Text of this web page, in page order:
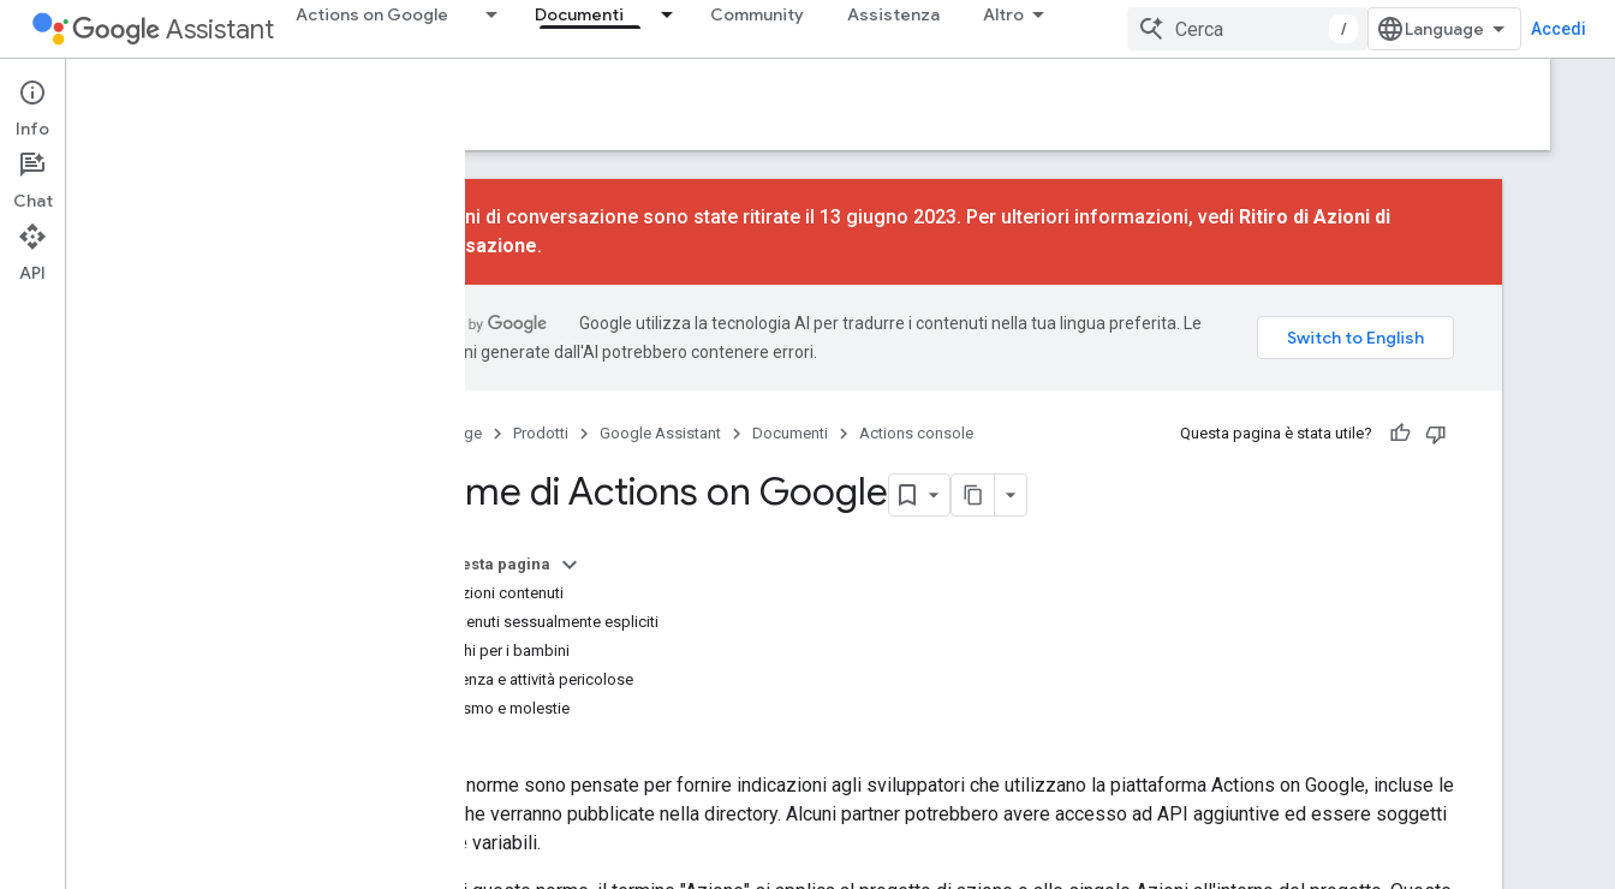
Assistant Actions on Google Documenti Community Assistenza Altro
/ Accedi
Actions console
Apprendimento
Le azioni di conversazione sono state ritirate il 13 giugno 2023. Per ulteriori informazioni, vedi Ritiro di Azioni di
conversazione.
Google utilizza la tecnologia AI per tradurre i contenuti nella tua lingua preferita. Le
traduzioni generate dall'AI potrebbero contenere errori.
Home page Prodotti Google Assistant Documenti Actions console Questa pagina è stata utile?
Norme di Actions on Google
Su questa pagina
Limitazioni contenuti
Contenuti sessualmente espliciti
Rischi per i bambini
Violenza e attività pericolose
Bullismo e molestie
Queste norme sono pensate per fornire indicazioni agli sviluppatori che utilizzano la piattaforma Actions on Google, incluse le
azioni che verranno pubblicate nella directory. Alcuni partner potrebbero avere accesso ad API aggiuntive ed essere soggetti
a norme variabili.
Info
Chat
API